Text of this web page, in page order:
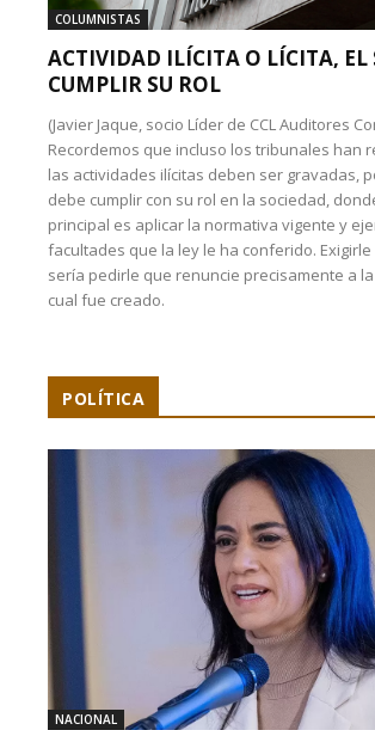
COLUMNISTAS
ACTIVIDAD ILÍCITA O LÍCITA, EL
CUMPLIR SU ROL
(Javier Jaque, socio Líder de CCL Auditores
Recordemos que incluso los tribunales han
las actividades ilícitas deben ser gravadas,
debe cumplir con su rol en la sociedad,
principal es aplicar la normativa vigente y
facultades que la ley le ha conferido.
sería pedirle que renuncie precisamente a
cual fue creado.
POLÍTICA
NACIONAL